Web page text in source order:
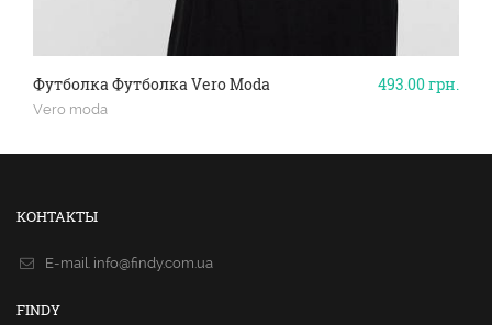
493.00грн.
Футболка Футболка Vero Moda
Vero moda
КОНТАКТЫ
E-mail. info@findy.com.ua
FINDY